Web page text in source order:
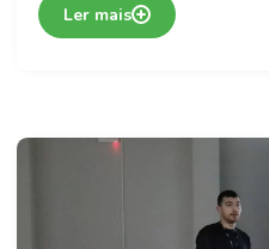
Ler mais